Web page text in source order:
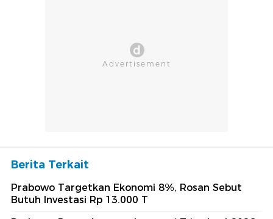
Berita Terkait
Prabowo Targetkan Ekonomi 8%, Rosan Sebut
Butuh Investasi Rp 13.000 T